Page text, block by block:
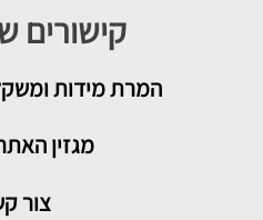
קישורים
המרת מידות
מגזין
צור